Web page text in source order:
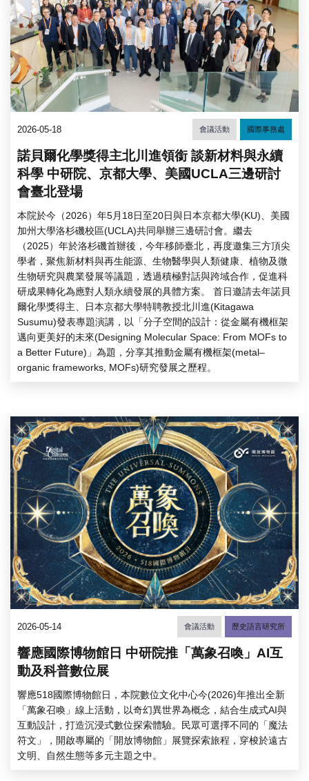
2026-05-18 會議活動 國際事務處
諾貝爾化學獎得主北川進領銜 談新材料與永續
科學 中研院、京都大學、美國UCLA三邊研討
會臺北登場
本院於今（2026）年5月18日至20日與日本京都大學(KU)、美國
加州大學洛杉磯校區(UCLA)共同舉辦三邊研討會。繼去
（2025）年於洛杉磯首辦後，今年移師臺北，再度邀集三方頂尖
學者，聚焦新材料與再生能源、生物醫學與人類健康、植物及微
生物研究與農業發展等議題，透過積極對話與跨域合作，促進科
研成果轉化為應對人類永續發展的具體方案。 首日邀請去年諾貝
爾化學獎得主、日本京都大學特聘教授北川進(Kitagawa
Susumu)發表專題演講，以「分子空間的設計：從金屬有機框架
邁向更美好的未來(Designing Molecular Space: From MOFs to
a Better Future)」為題，分享其推動金屬有機框架(metal–
organic frameworks, MOFs)研究發展之歷程。
2026-05-14 會議活動 歷史語言研究所
響應國際博物館日 中研院推「萬象召喚」AI互
動及科普數位展
響應518國際博物館日，本院數位文化中心今(2026)年推出全新
「萬象召喚」線上活動，以奇幻異世界為概念，結合生成式AI與
互動設計，打造沉浸式數位探索體驗。民眾可選擇不同的「魔法
符文」，開啟專屬的「開放博物館」展覽探索旅程，穿梭於遠古
文明、自然生態等多元主題之中。